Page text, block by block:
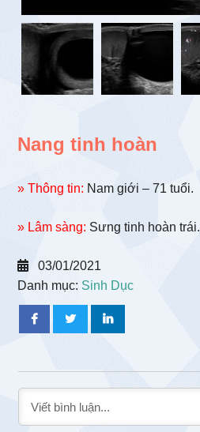
Nang tinh hoàn
» Thông tin: Nam giới – 71 tuổi.
» Lâm sàng: Sưng tinh hoàn trái.
03/01/2021
Danh mục: Sinh Dục